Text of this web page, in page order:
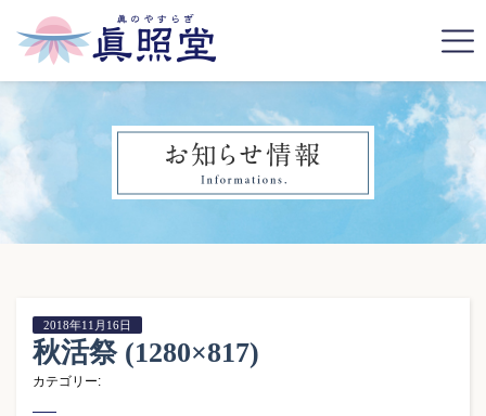
2018年11月16日
秋活祭 (1280×817)
カテゴリー: